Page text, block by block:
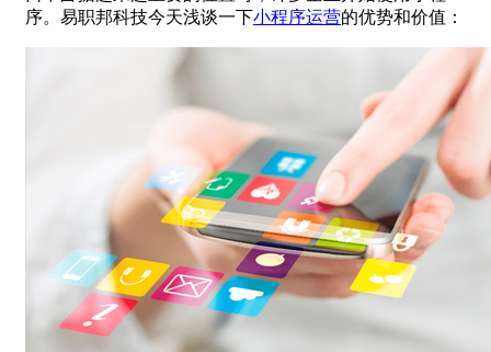
序。易职邦科技今天浅谈一下小程序运营的优势和价值：